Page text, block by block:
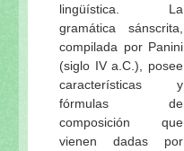
lingüística. La
gramática sánscrita,
compilada por Panini
(siglo IV a.C.), posee
características y
fórmulas de
composición que
vienen dadas por